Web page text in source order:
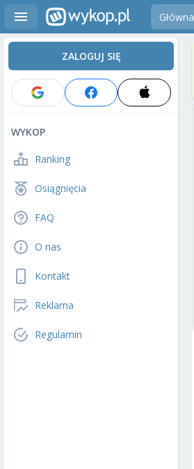
Główna
ZALOGUJ SIĘ
WYKOP
Ranking
Osiągnięcia
FAQ
O nas
Kontakt
Reklama
Regulamin